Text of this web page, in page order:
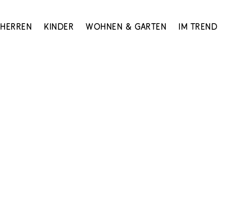
Herren Kinder Wohnen & Garten Im Trend